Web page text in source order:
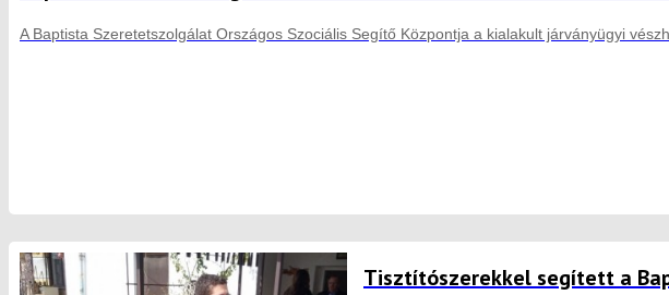
A Baptista Szeretetszolgálat Országos Szociális Segítő Központja a kialakult járványügyi
Tisztítószerekkel segített a